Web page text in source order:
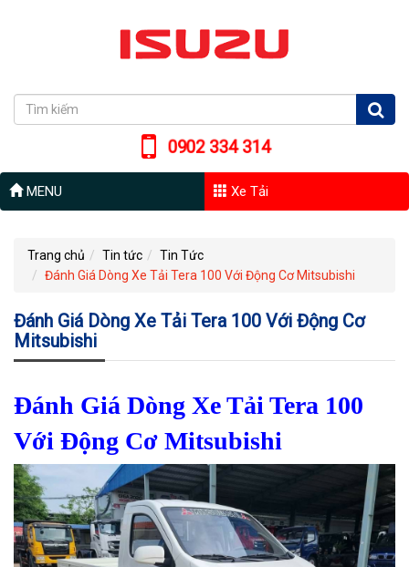
0902 334 314
MENU Xe Tải
Trang chủ Tin tức
Tin Tức
Đánh Giá Dòng Xe Tải Tera 100 Với Động Cơ Mitsubishi
Đánh Giá Dòng Xe Tải Tera 100 Với Động Cơ
Mitsubishi
Đánh Giá Dòng Xe Tải Tera 100
Với Động Cơ Mitsubishi